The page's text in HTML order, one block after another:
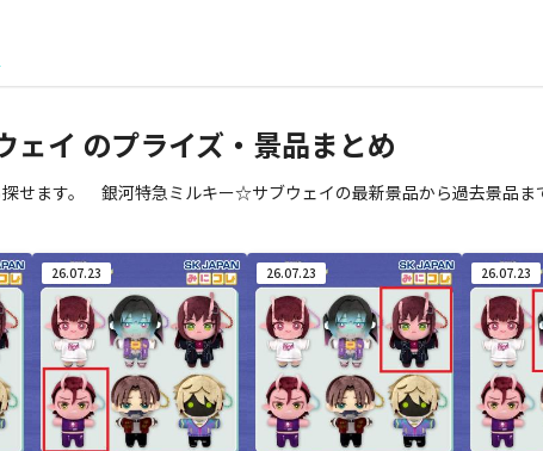
ェイ のプライズ・景品まとめ
せます。 銀河特急ミルキー☆サブウェイの最新景品から過去景品ま
26.07.23 26.07.23 26.07.23